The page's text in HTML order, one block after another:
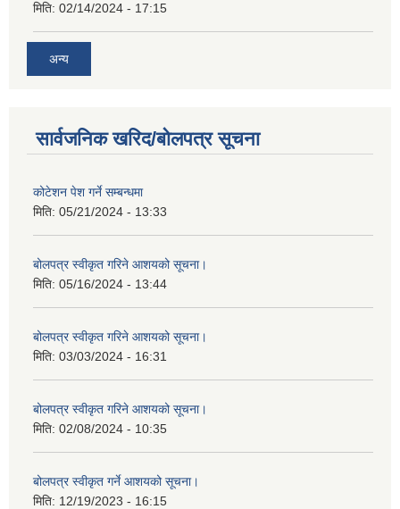
मिति: 02/14/2024 - 17:15
अन्य
सार्वजनिक खरिद/बोलपत्र सूचना
कोटेशन पेश गर्ने सम्बन्धमा
मिति: 05/21/2024 - 13:33
बोलपत्र स्वीकृत गरिने आशयको सूचना।
मिति: 05/16/2024 - 13:44
बोलपत्र स्वीकृत गरिने आशयको सूचना।
मिति: 03/03/2024 - 16:31
बोलपत्र स्वीकृत गरिने आशयको सूचना।
मिति: 02/08/2024 - 10:35
बोलपत्र स्वीकृत गर्ने आशयको सूचना।
मिति: 12/19/2023 - 16:15